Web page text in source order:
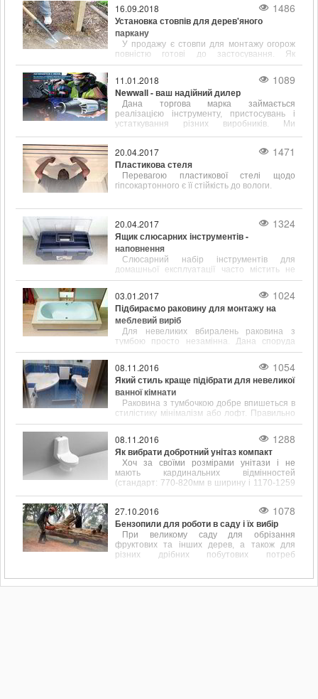
16.09.2018 1486
Установка стовпів для дерев'яного
паркану
У продажу є стовпи для монтажу огорож
повністю готові до застосування. Як
правило, вони вже покриті спеціальними
антигрибковими і ізолюючими складами.
11.01.2018 1089
Newwall - ваш надійний дилер
Дана торгова марка займається
реалізацією інструменту, пристосувань і
устаткування різних виробників. Ми
20.04.2017 1471
Пластикова стеля
Перевагою пластикової стелі щодо
гіпсокартонного є її стійкість до вологи.
20.04.2017 1324
Ящик слюсарних інструментів -
наповнення
Слюсарний набір інструментів для
домашньої експлуатації часто містить не
тільки популярні і відомі предмети, такі як
молоток, викрутка, ключ, а й містить зубило,
кернер, кусачки і інші інструменти.
03.01.2017 1024
Підбираємо раковину для монтажу на
меблевий виріб
Для невеликих вбиралень раковина з
тумбою просто незамінна. Дана споруда
відрізняється підвищеною
функціональністю і привабливим зовнішнім
виглядом.
08.11.2016 1054
Який стиль краще підібрати для невеликої
ванної кімнати
Раковина з тумбочкою добре впишеться в
стилістику мінімалізм або лофт. Правильно
підібрані розміри сантехніки допоможуть
08.11.2016 1288
Як вибрати добротний унітаз компакт
Хоч за своїми розмірами унітази і не
мають кардинальних відмінностей
(стандарт: 770-820мм в ширину і 1170-1259
розміром потрібно враховувати.
27.10.2016 1078
Бензопили для роботи в саду і їх вибір
При великому саду для обрізання
фруктових та інших дерев, а також для
різних дрібних побутових потреб
для майбутнього паркану дуже до речі